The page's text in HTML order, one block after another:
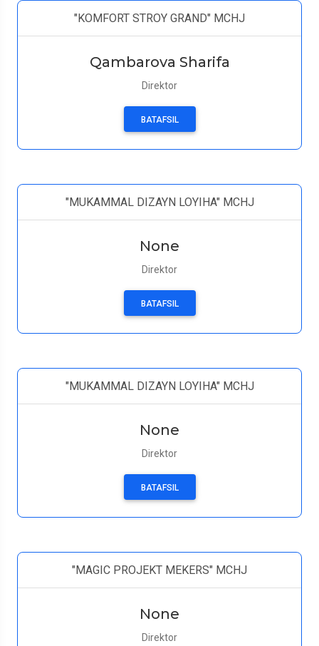
"KOMFORT STROY GRAND" MCHJ
Qambarova Sharifa
Direktor
BATAFSIL
"MUKAMMAL DIZAYN LOYIHA" MCHJ
None
Direktor
BATAFSIL
"MUKAMMAL DIZAYN LOYIHA" MCHJ
None
Direktor
BATAFSIL
"MAGIC PROJEKT MEKERS" MCHJ
None
Direktor